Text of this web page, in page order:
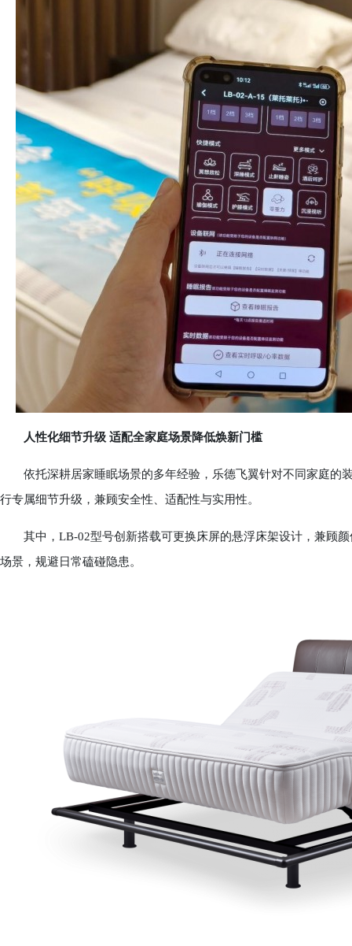
人性化细节升级 适配全家庭场景降低焕新门槛
依托深耕居家睡眠场景的多年经验，乐德飞翼针对不同家庭的
行专属细节升级，兼顾安全性、适配性与实用性。
其中，LB-02型号创新搭载可更换床屏的悬浮床架设计，兼顾颜
场景，规避日常磕碰隐患。